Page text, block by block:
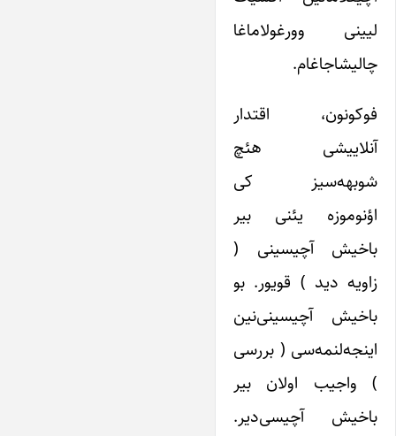
لیینی وورغولاماغا
چالیشاجاغام.
فوکونون، اقتدار
آنلاییشی هئچ
شوبهه‌سیز کی
اؤنوموزه یئنی بیر
باخیش آچیسینی (
زاویه دید ) قویور. بو
باخیش آچیسینی‌نین
اینجه‌لنمه‌سی ( بررسی
) واجیب اولان بیر
باخیش آچیسی‌دیر.